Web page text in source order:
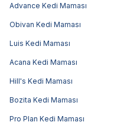
Advance Kedi Maması
Obivan Kedi Maması
Luis Kedi Maması
Acana Kedi Maması
Hill's Kedi Maması
Bozita Kedi Maması
Pro Plan Kedi Maması